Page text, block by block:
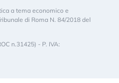
a tema economico e
di Roma N. 84/2018 del
n.31425) - P. IVA: